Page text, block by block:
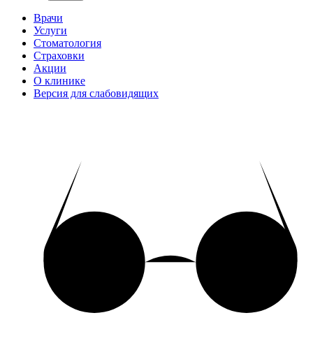
Врачи
Услуги
Стоматология
Страховки
Акции
О клинике
Версия для слабовидящих